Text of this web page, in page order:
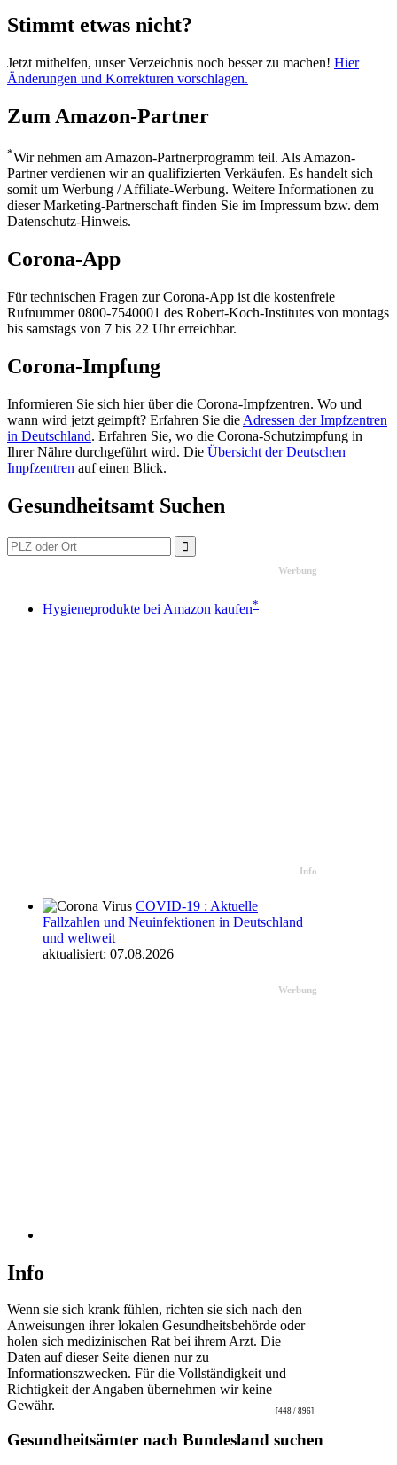
Stimmt etwas nicht?
Jetzt mithelfen, unser Verzeichnis noch besser zu machen! Hier
Änderungen und Korrekturen vorschlagen.
Zum Amazon-Partner
*Wir nehmen am Amazon-Partnerprogramm teil. Als Amazon-
Partner verdienen wir an qualifizierten Verkäufen. Es handelt sich
somit um Werbung / Affiliate-Werbung. Weitere Informationen zu
dieser Marketing-Partnerschaft finden Sie im Impressum bzw. dem
Datenschutz-Hinweis.
Corona-App
Für technischen Fragen zur Corona-App ist die kostenfreie
Rufnummer 0800-7540001 des Robert-Koch-Institutes von montags
bis samstags von 7 bis 22 Uhr erreichbar.
Corona-Impfung
Informieren Sie sich hier über die Corona-Impfzentren. Wo und
wann wird jetzt geimpft? Erfahren Sie die Adressen der Impfzentren
in Deutschland. Erfahren Sie, wo die Corona-Schutzimpfung in
Ihrer Nähre durchgeführt wird. Die Übersicht der Deutschen
Impfzentren auf einen Blick.
Gesundheitsamt Suchen
Werbung
Hygieneprodukte bei Amazon kaufen*
Info
COVID-19 : Aktuelle
Fallzahlen und Neuinfektionen in Deutschland
und weltweit
aktualisiert: 07.08.2026
Werbung
Info
Wenn sie sich krank fühlen, richten sie sich nach den
Anweisungen ihrer lokalen Gesundheitsbehörde oder
holen sich medizinischen Rat bei ihrem Arzt. Die
Daten auf dieser Seite dienen nur zu
Informationszwecken. Für die Vollständigkeit und
Richtigkeit der Angaben übernehmen wir keine
Gewähr.
[448 / 896]
Gesundheitsämter nach Bundesland suchen